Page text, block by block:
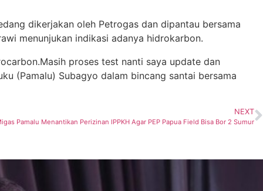
dikerjakan oleh Petrogas dan dipantau bersama
menunjukan indikasi adanya hidrokarbon.
proses test nanti saya update dan
(Pamalu) Subagyo dalam bincang santai bersama
NEXT
Pamalu Menantikan Perizinan IPPKH Agar PEP Papua Field Bisa Bor 2 Sumur